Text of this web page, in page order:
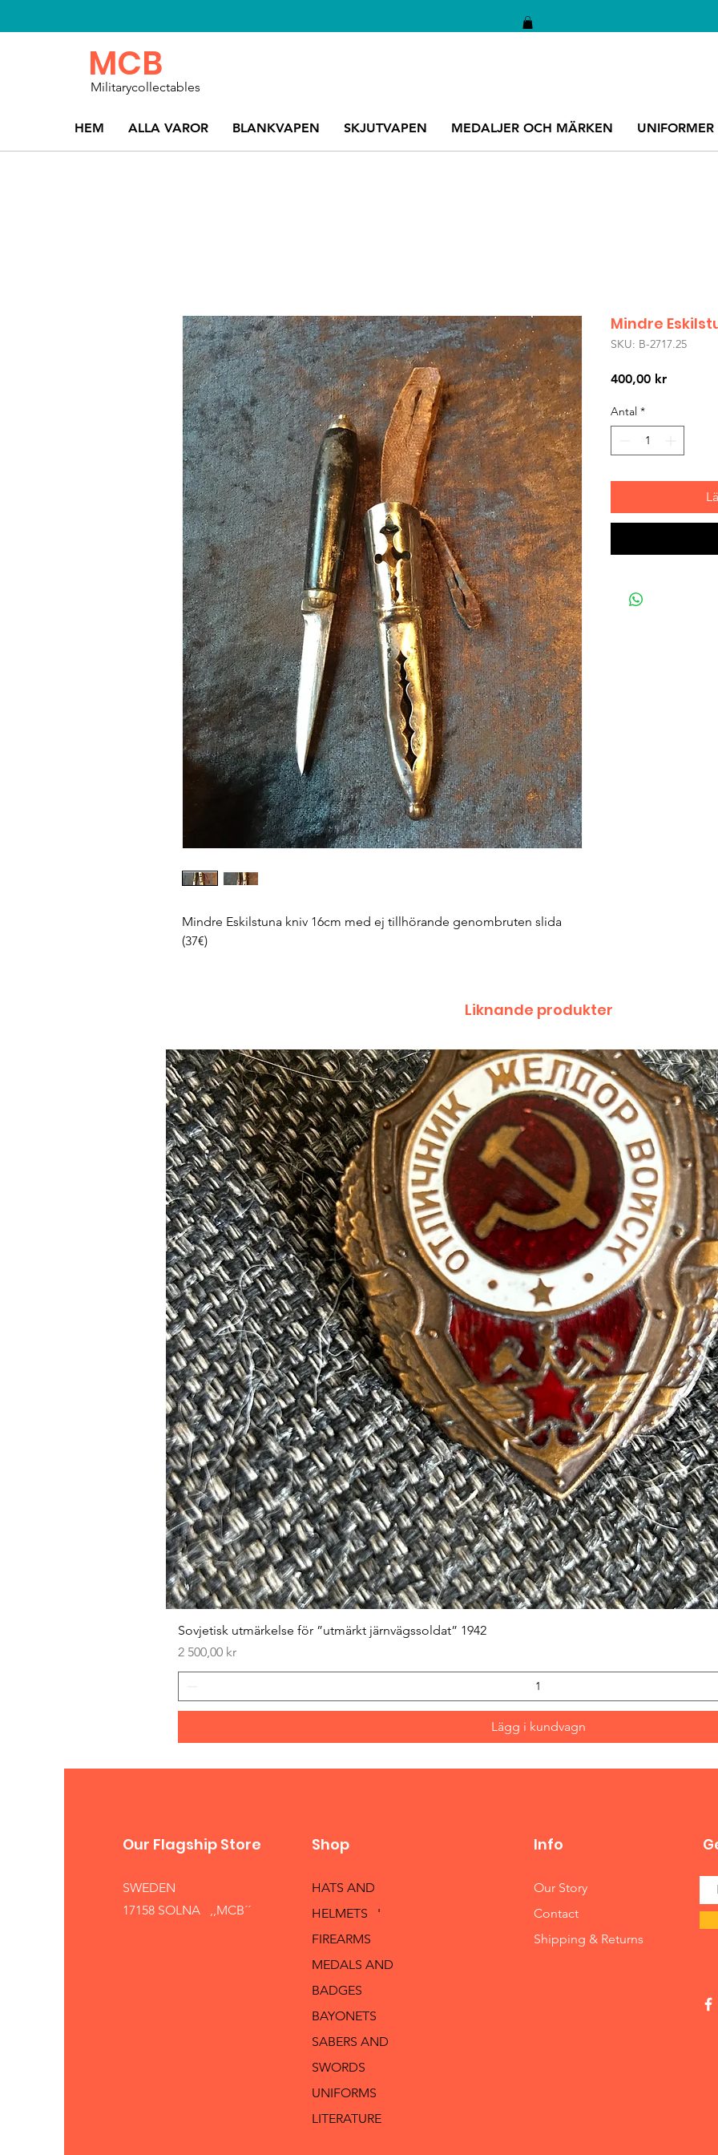
HEM ALLA VAROR BLANKVAPEN SKJUTVAPEN MEDALJER OCH MÄRKEN
MCB
Militarycollectables
Mindre Eskilstuna kniv 16cm med ej tillhörande genombruten slida
(37€)
Mindre
SKU: B-2717.25
400,00 krPris
Antal *
Liknande produkter
Sovjetisk utmärkelse för ”utmärkt järnvägssoldat” 1942
Pris
2 500,00 kr
Lägg i kundvagn
Our Flagship Store
SWEDEN
17158 SOLNA ,,MCB´´
Shop
HATS AND
HELMETS '
FIREARMS
MEDALS AND
BADGES
BAYONETS
SABERS AND
SWORDS
UNIFORMS
LITERATURE
Info
Our Story
Contact
Shipping & Returns